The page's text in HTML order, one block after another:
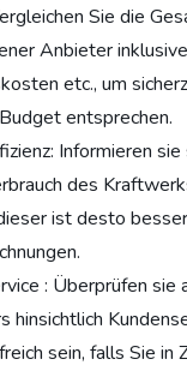
Sie die
Anbieter inklusive
etc., um
entsprechen.
Informieren sie
des
ist desto
: Überprüfen sie
hinsichtlich
sein, falls Sie in